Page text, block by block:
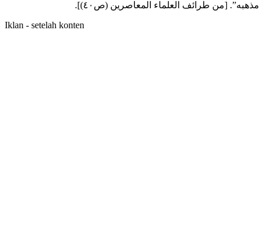
مذهبه”. [من طرائف العلماء المعاصرين (ص٤٠)].
Iklan - setelah konten